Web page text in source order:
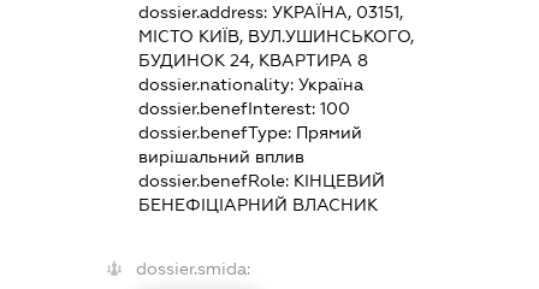
dossier.address:УКРАЇНА, 03151,
МІСТО КИЇВ, ВУЛ.УШИНСЬКОГО,
БУДИНОК 24, КВАРТИРА 8
dossier.nationality:Україна
dossier.benefInterest:100
dossier.benefType: Прямий
вирішальний вплив
dossier.benefRole: КІНЦЕВИЙ
БЕНЕФІЦІАРНИЙ ВЛАСНИК
dossier.smida: